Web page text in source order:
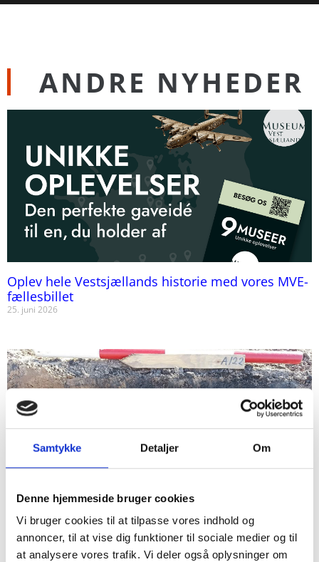
Samtykke Detaljer Om
Denne hjemmeside bruger cookies
Vi bruger cookies til at tilpasse vores indhold og
annoncer, til at vise dig funktioner til sociale medier og til
at analysere vores trafik. Vi deler også oplysninger om
ANDRE NYHEDER
Oplev hele Vestsjællands historie med vores MVE-
fællesbillet
25. juni 2026
Kvinde og lille barn fundet i brandgrave
20. juni 2026